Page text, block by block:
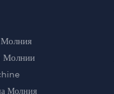
Молнии
Молния